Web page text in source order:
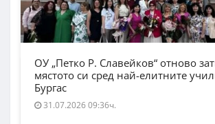
ОУ „Петко Р. Славейков“ отново
мястото си сред най-елитните
Бургас
31.07.2026 09:36ч.